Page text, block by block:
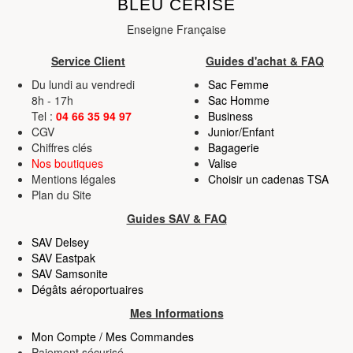
BLEU CERISE
Enseigne Française
Service Client
Guides d'achat & FAQ
Du lundi au vendredi
8h - 17h
Tel : 04 66 35 94 97
CGV
Chiffres clés
Nos boutiques
Mentions légales
Plan du Site
Sac Femme
Sac Homme
Business
Junior/Enfant
Bagagerie
Valise
Choisir un cadenas TSA
Guides SAV & FAQ
SAV Delsey
SAV Eastpak
SAV Samsonite
Dégâts aéroportuaires
Mes Informations
Mon Compte / Mes Commandes